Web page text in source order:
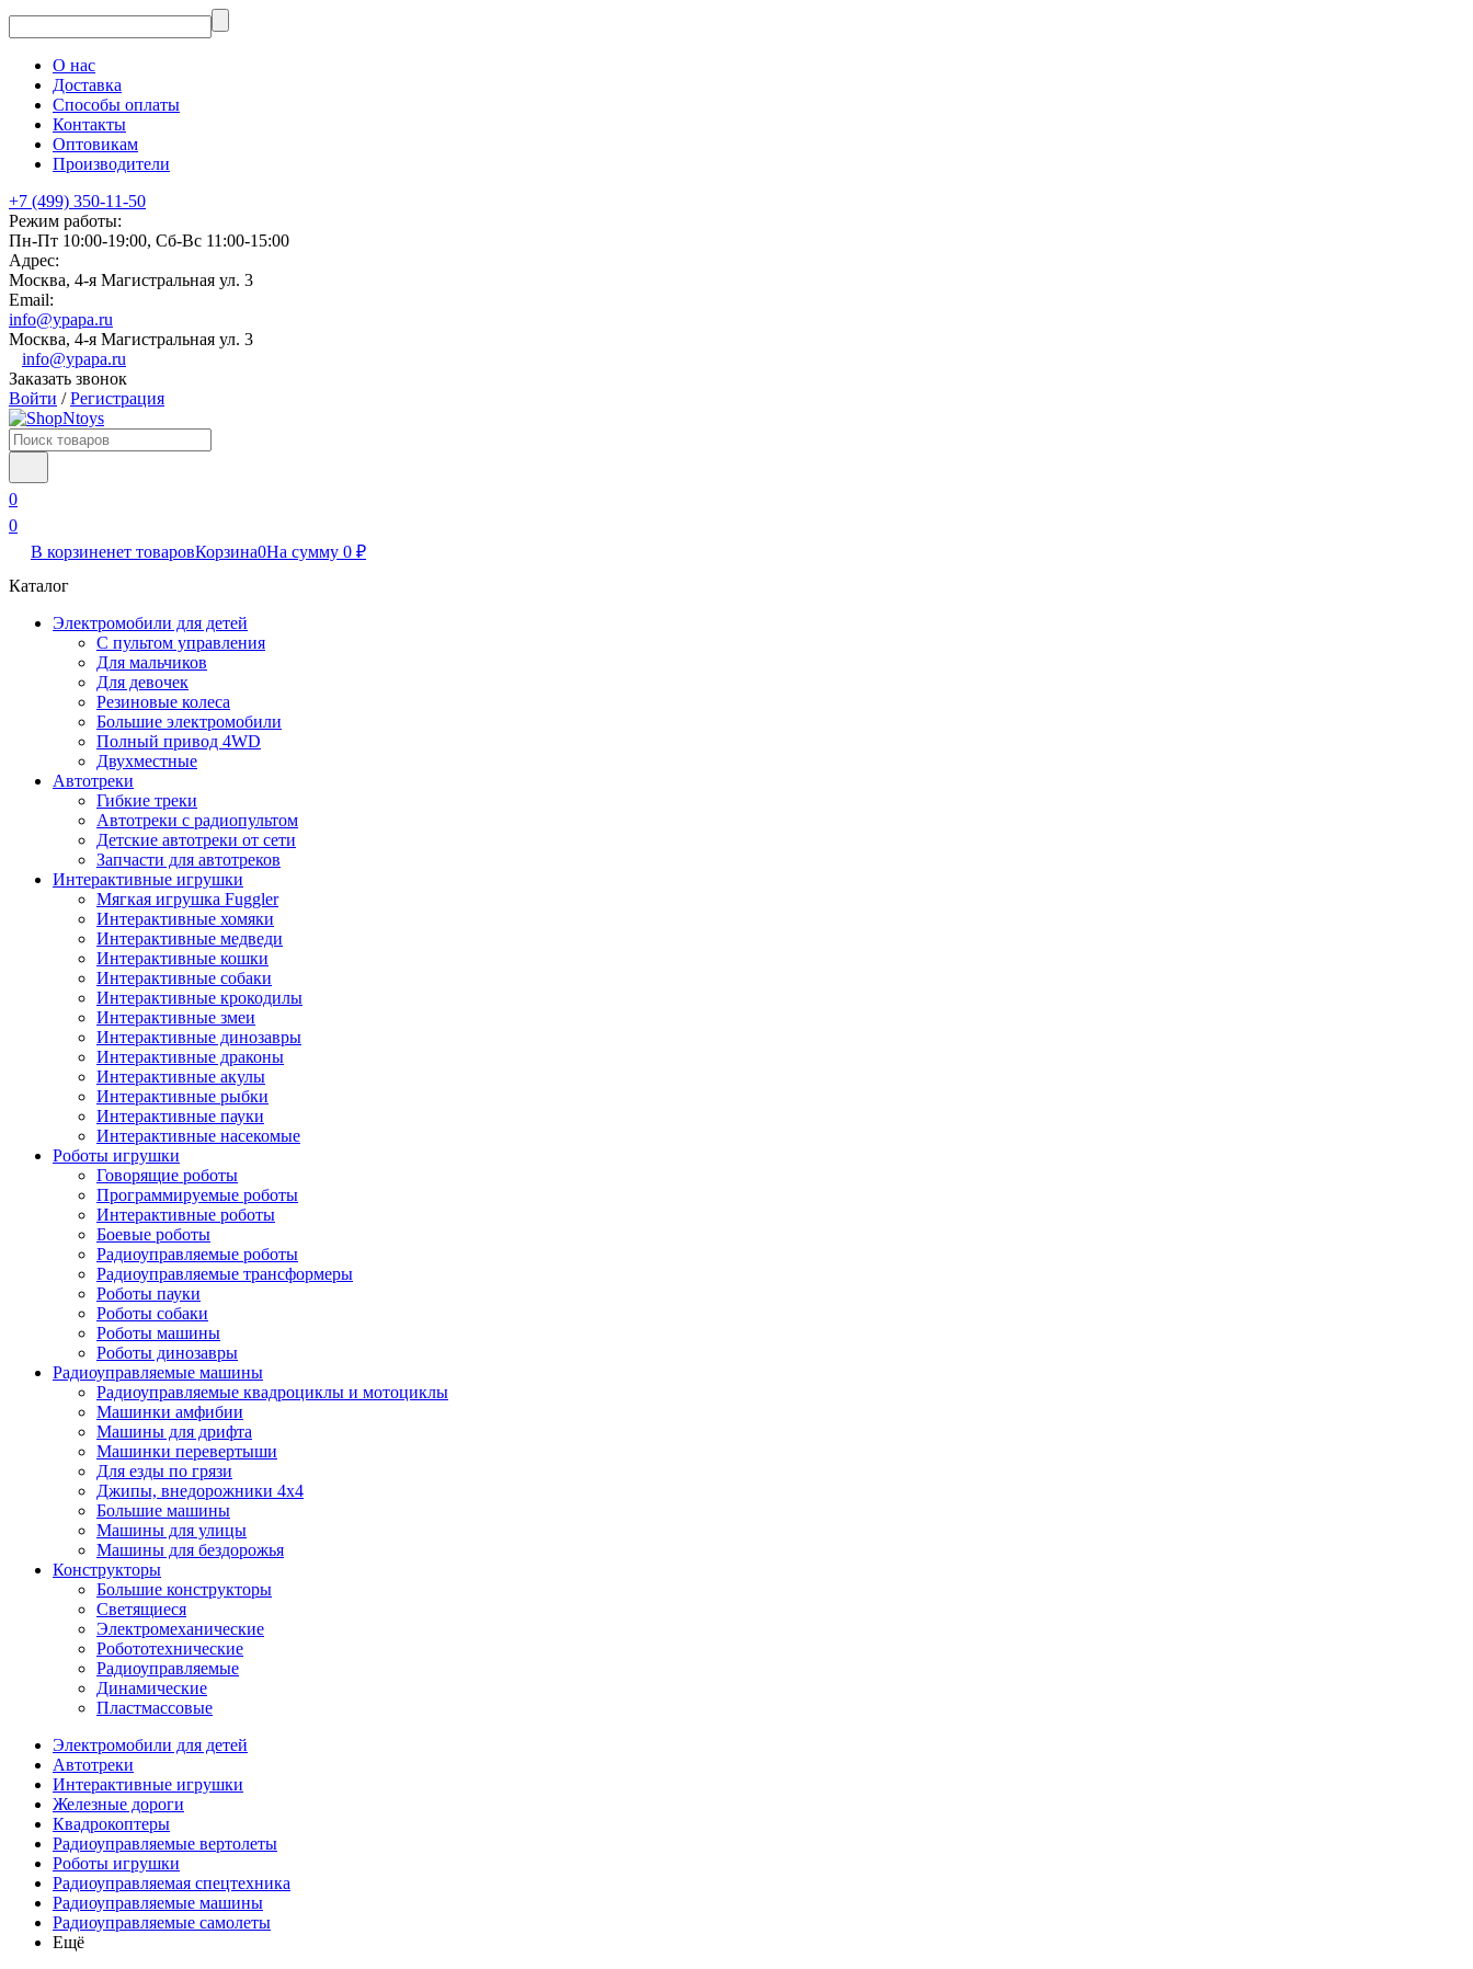
О нас
Доставка
Способы оплаты
Контакты
Оптовикам
Производители
+7 (499) 350-11-50
Режим работы:
Пн-Пт 10:00-19:00, Сб-Вс 11:00-15:00
Адрес:
Москва, 4-я Магистральная ул. 3
Email:
info@ypapa.ru
Москва, 4-я Магистральная ул. 3
info@ypapa.ru
Заказать звонок
Войти /Регистрация
0
0
В корзиненет товаровКорзина0На сумму 0 ₽
Каталог
Электромобили для детей
С пультом управления
Для мальчиков
Для девочек
Резиновые колеса
Большие электромобили
Полный привод 4WD
Двухместные
Автотреки
Гибкие треки
Автотреки с радиопультом
Детские автотреки от сети
Запчасти для автотреков
Интерактивные игрушки
Мягкая игрушка Fuggler
Интерактивные хомяки
Интерактивные медведи
Интерактивные кошки
Интерактивные собаки
Интерактивные крокодилы
Интерактивные змеи
Интерактивные динозавры
Интерактивные драконы
Интерактивные акулы
Интерактивные рыбки
Интерактивные пауки
Интерактивные насекомые
Роботы игрушки
Говорящие роботы
Программируемые роботы
Интерактивные роботы
Боевые роботы
Радиоуправляемые роботы
Радиоуправляемые трансформеры
Роботы пауки
Роботы собаки
Роботы машины
Роботы динозавры
Радиоуправляемые машины
Радиоуправляемые квадроциклы и мотоциклы
Машинки амфибии
Машины для дрифта
Машинки перевертыши
Для езды по грязи
Джипы, внедорожники 4x4
Большие машины
Машины для улицы
Машины для бездорожья
Конструкторы
Большие конструкторы
Светящиеся
Электромеханические
Робототехнические
Радиоуправляемые
Динамические
Пластмассовые
Электромобили для детей
Автотреки
Интерактивные игрушки
Железные дороги
Квадрокоптеры
Радиоуправляемые вертолеты
Роботы игрушки
Радиоуправляемая спецтехника
Радиоуправляемые машины
Радиоуправляемые самолеты
Ещё